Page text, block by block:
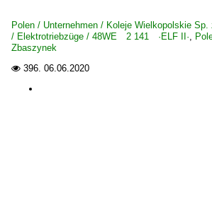
Polen / Unternehmen / Koleje Wielkopolskie
/ Elektrotriebzüge / 48WE 2 141 ·ELF II·,
Zbaszynek
 396. 06.06.2020